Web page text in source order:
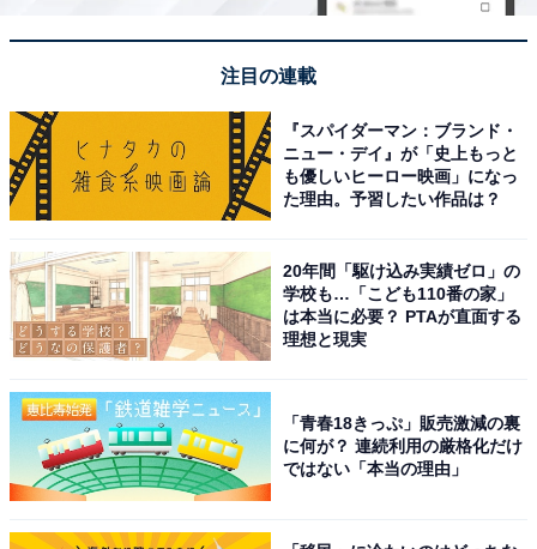
注目の連載
『スパイダーマン：ブランド・
ニュー・デイ』が「史上もっと
も優しいヒーロー映画」になっ
た理由。予習したい作品は？
20年間「駆け込み実績ゼロ」の
学校も…「こども110番の家」
は本当に必要？ PTAが直面する
理想と現実
「青春18きっぷ」販売激減の裏
に何が？ 連続利用の厳格化だけ
ではない「本当の理由」